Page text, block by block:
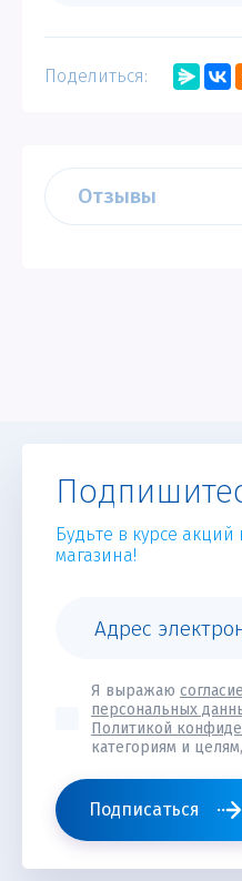
Поделиться:
Отзывы
Будьте в курсе
магазина!
Я выражаю
персональных
Политикой
категориям и
Подписаться